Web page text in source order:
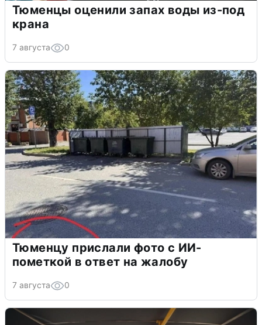
Тюменцы оценили запах воды из-под
крана
7 августа 0
Тюменцу прислали фото с ИИ-
пометкой в ответ на жалобу
7 августа 0